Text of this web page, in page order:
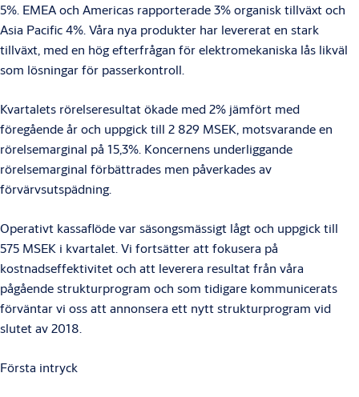
5%. EMEA och Americas rapporterade 3% organisk tillväxt och
Asia Pacific 4%. Våra nya produkter har levererat en stark
tillväxt, med en hög efterfrågan för elektromekaniska lås likväl
som lösningar för passerkontroll.
Kvartalets rörelseresultat ökade med 2% jämfört med
föregående år och uppgick till 2 829 MSEK, motsvarande en
rörelsemarginal på 15,3%. Koncernens underliggande
rörelsemarginal förbättrades men påverkades av
förvärvsutspädning.
Operativt kassaflöde var säsongsmässigt lågt och uppgick till
575 MSEK i kvartalet. Vi fortsätter att fokusera på
kostnadseffektivitet och att leverera resultat från våra
pågående strukturprogram och som tidigare kommunicerats
förväntar vi oss att annonsera ett nytt strukturprogram vid
slutet av 2018.
Första intryck